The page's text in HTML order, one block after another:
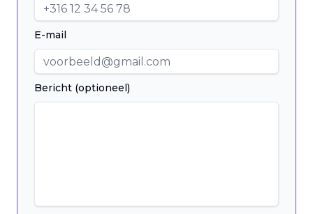
E-mail
Bericht (optioneel)